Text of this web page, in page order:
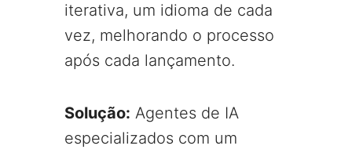
iterativa, um idioma de cada
vez, melhorando o processo
após cada lançamento.
Solução: Agentes de IA
especializados com um